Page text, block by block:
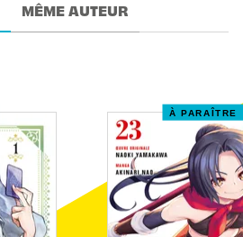
MÊME AUTEUR
À PARAÎTRE